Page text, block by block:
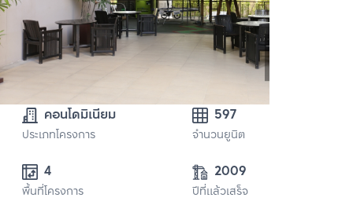
คอนโดมิเนียม
ประเภทโครงการ
597
จำนวนยูนิต
4
พื้นที่โครงการ
2009
ปีที่แล้วเสร็จ